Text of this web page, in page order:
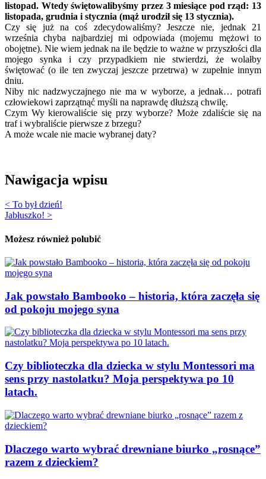
listopad. Wtedy świętowalibyśmy przez 3 miesiące pod rząd: 13
listopada, grudnia i stycznia (mąż urodził się 13 stycznia).
Czy się już na coś zdecydowaliśmy? Jeszcze nie, jednak 21
września chyba najbardziej mi odpowiada (mojemu mężowi to
obojętne). Nie wiem jednak na ile będzie to ważne w przyszłości dla
mojego synka i czy przypadkiem nie stwierdzi, że wolałby
świętować (o ile ten zwyczaj jeszcze przetrwa) w zupełnie innym
dniu.
Niby nic nadzwyczajnego nie ma w wyborze, a jednak… potrafi
człowiekowi zaprzątnąć myśli na naprawdę dłuższą chwilę.
Czym Wy kierowaliście się przy wyborze? Może zdaliście się na
traf i wybraliście pierwsze z brzegu?
A może wcale nie macie wybranej daty?
Nawigacja wpisu
< To był dzień!
Jabłuszko! >
Możesz również polubić
Jak powstało Bambooko – historia, która zaczęła się
od pokoju mojego syna
Czy biblioteczka dla dziecka w stylu Montessori ma
sens przy nastolatku? Moja perspektywa po 10
latach.
Dlaczego warto wybrać drewniane biurko „rosnące”
razem z dzieckiem?